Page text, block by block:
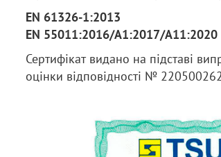
EN 61326-1:2013
EN 55011:2016/A1:2017/A11:2020
Сертифікат видано на підставі
оцінки відповідності №